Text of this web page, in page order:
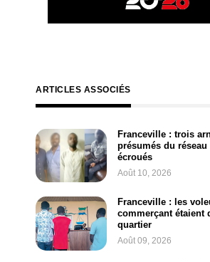
ARTICLES ASSOCIÉS
Franceville : trois
présumés du
écroués
Août 10, 2026
Franceville : les
commerçant étaient
quartier
Août 09, 2026